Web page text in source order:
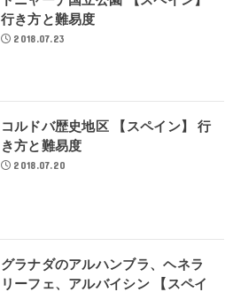
行き方と難易度
2018.07.23
コルドバ歴史地区 【スペイン】 行
き方と難易度
2018.07.20
グラナダのアルハンブラ、ヘネラ
リーフェ、アルバイシン 【スペイ